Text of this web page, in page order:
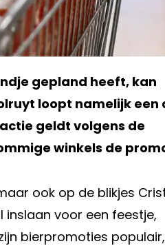
gepland heeft, kan
loopt namelijk een
geldt volgens de
winkels de
ook op de blikjes
voor een feestje,
bierpromoties populair,